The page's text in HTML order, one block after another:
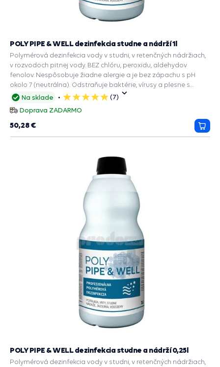
Na sklade
5
hviezdičiek
(7)
Doprava ZADARMO
POLY PIPE & WELL dezinfekcia studne a nádrží 1l
Polymérová dezinfekcia vody v studni, v retenčných nádržiach,
v rozvodoch pitnej vody. BEZ chlóru, peroxidu, aldehydov
fenolov. Nespôsobuje žiadne alergie a je bez zápachu s pH
okolo 7 (neutrálna). Odstraňuje baktérie, vírusy a plesne s
dlhodobým účinkom.
50,28 €
do
POLY PIPE & WELL dezinfekcia studne a nádrží 0,25l
Polymérová dezinfekcia vody v studni, v retenčných nádržiach,